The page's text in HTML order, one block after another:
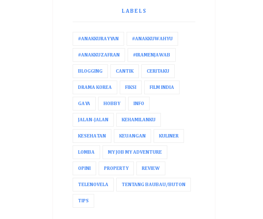
LABELS
#ANAKKURAYYAN #ANAKKUWAHYU
#ANAKKUZAFRAN #IRAMENJAWAB
BLOGGING CANTIK CERITAKU
DRAMA KOREA FIKSI FILM INDIA
GAYA HOBBY INFO
JALAN-JALAN KEHAMILANKU
KESEHATAN KEUANGAN KULINER
LOMBA MY JOB MY ADVENTURE
OPINI PROPERTY REVIEW
TELENOVELA TENTANG BAUBAU/BUTON
TIPS